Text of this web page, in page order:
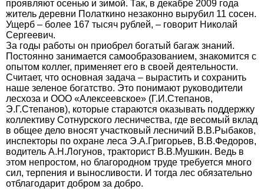
проявляют осенью и зимой. Так, в декабре 2009 года
житель деревни Полаткино незаконно вырубил 11 сосен.
Ущерб – более 167 тысяч рублей, – говорит Николай
Сергеевич.
За годы работы он приобрел богатый багаж знаний.
Постоянно занимается самообразованием, знакомится с
опытом коллег, применяет его в своей деятельности.
Считает, что основная задача – вырастить и сохранить
наше зеленое богатство. Это понимают руководители
лесхоза и ООО «Алексеевское» (Г.И.Степанов,
Э.Г.Степанов), которые стараются оказывать поддержку
коллективу Сотнурского лесничества, где весомый вклад
в общее дело вносят участковый лесничий В.В.Рыбаков,
инспекторы по охране леса Э.А.Григорьев, В.В.Федоров,
водитель А.Н.Логунов, тракторист В.В.Мушкин. Ведь в
этом непростом, но благородном труде требуется много
сил, терпения и выносливости. И тогда лес обязательно
отблагодарит добром за добро.